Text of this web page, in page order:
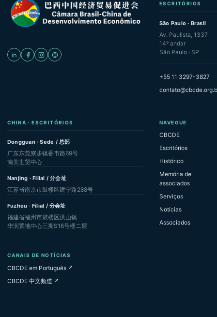
ESCRITÓRIOS
São Paulo · Brasil
Av. Paulista, 1337 ·
14º andar
São Paulo · SP
+55 11 3297-3827
CHINA · ESCRITÓRIOS
Dongguan · Sede / 总部
广东东莞寮步镇香市路69号
南美世贸中心
Nanjing · Filial / 分会址
江苏省南京市鼓楼区建宁路288号
Fuzhou · Filial / 分会址
福建省福州市鼓楼区洪山镇
华润置地中心三期S16号楼二层
NAVEGUE
CBCDE
Escritórios
Histórico
Memória de
associados
Serviços
Notícias
Associados
CANAIS DE NOTÍCIAS
CBCDE em Português ↗
CBCDE 中文频道 ↗